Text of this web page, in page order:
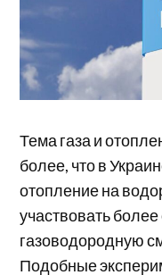
Тема газа и
более, что в
отопление на
участвовать
газоводородную
Подобные